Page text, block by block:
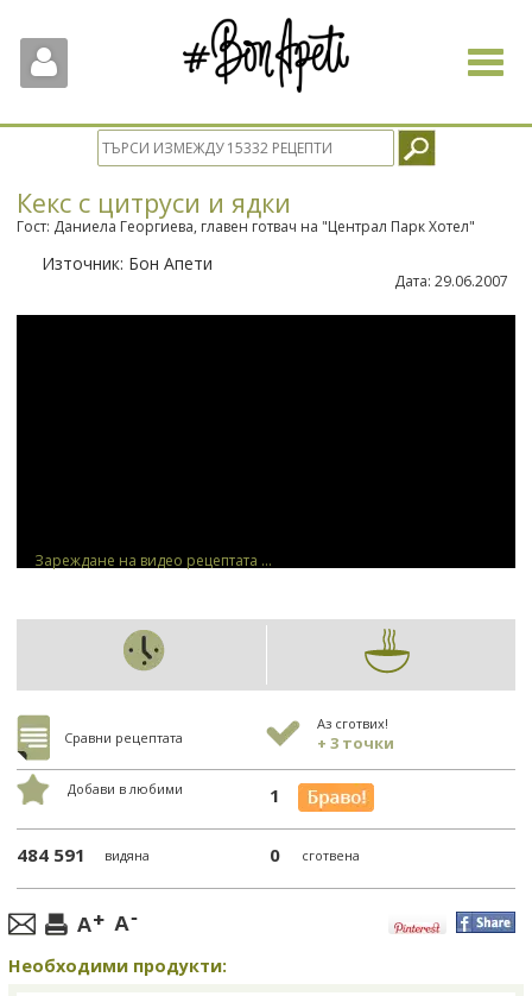
Toggle
Кекс с цитруси и ядки
Гост: Даниела Георгиева, главен готвач на "Централ Парк Хотел"
Източник: Бон Апети
Дата: 29.06.2007
Зареждане на видео рецептата ...
Сравни рецептата
Аз сготвих!
+ 3 точки
Добави в любими 1
484 591 видяна 0 сготвена
Необходими продукти: